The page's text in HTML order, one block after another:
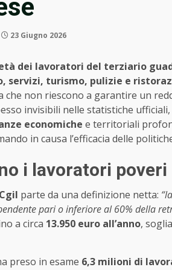
23 Giugno 2026
dei lavoratori del terziario
servizi, turismo, pulizie e
che non riescono a garantire un
invisibili nelle statistiche
economiche e territoriali
in causa l’efficacia delle
i lavoratori
parte da una definizione netta:
pari o inferiore al 60% della
a circa 13.950 euro all’anno,
preso in esame 6,3 milioni di